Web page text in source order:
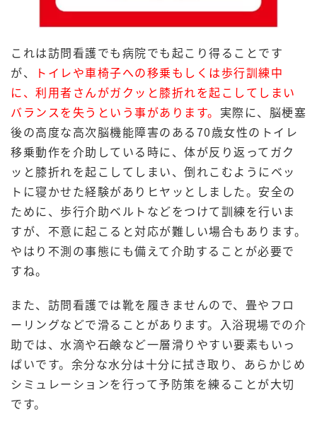
これは訪問看護でも病院でも起こり得ることです
が、
トイレや車椅子への移乗もしくは歩行訓練中
に、利用者さんがガクッと膝折れを起こしてしまい
バランスを失うという事があります。 実際に、脳梗塞
後の高度な高次脳機能障害のある70歳女性のトイレ
移乗動作を介助している時に、体が反り返ってガク
ッと膝折れを起こしてしまい、倒れこむようにベッ
トに寝かせた経験がありヒヤッとしました。安全の
ために、歩行介助ベルトなどをつけて訓練を行いま
すが、不意に起こると対応が難しい場合もあります。
やはり不測の事態にも備えて介助することが必要で
すね。
また、訪問看護では靴を履きませんので、畳やフロ
ーリングなどで滑ることがあります。入浴現場での介
助では、水滴や石鹸など一層滑りやすい要素もいっ
ぱいです。余分な水分は十分に拭き取り、あらかじめ
シミュレーションを行って予防策を練ることが大切
です。